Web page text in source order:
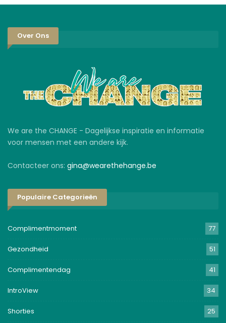
Over Ons
We are the CHANGE - Dagelijkse inspiratie en informatie
voor mensen met een andere kijk.
Contacteer ons: gina@wearethehange.be
Populaire Categorieën
Complimentmoment 77
Gezondheid 51
Complimentendag 41
IntroView 34
Shorties 25